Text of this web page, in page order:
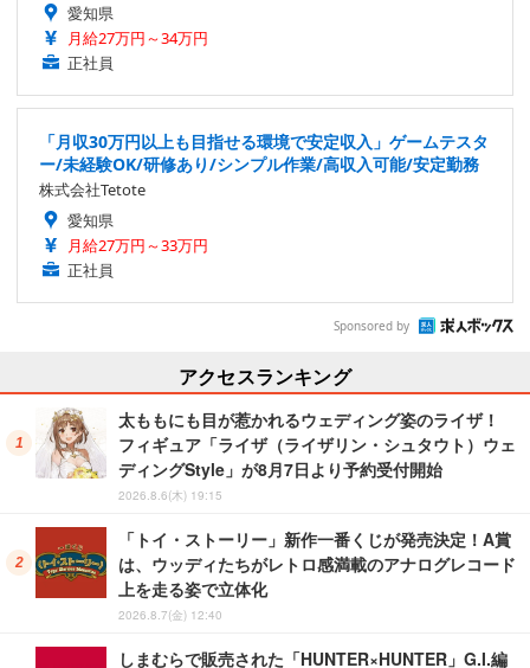
愛知県
月給27万円～34万円
正社員
「月収30万円以上も目指せる環境で安定収入」ゲームテスタ
ー/未経験OK/研修あり/シンプル作業/高収入可能/安定勤務
株式会社Tetote
愛知県
月給27万円～33万円
正社員
Sponsored by
アクセスランキング
太ももにも目が惹かれるウェディング姿のライザ！
フィギュア「ライザ（ライザリン・シュタウト）ウェ
ディングStyle」が8月7日より予約受付開始
2026.8.6(木) 19:15
「トイ・ストーリー」新作一番くじが発売決定！A賞
は、ウッディたちがレトロ感満載のアナログレコード
上を走る姿で立体化
2026.8.7(金) 12:40
しまむらで販売された「HUNTER×HUNTER」G.I.編